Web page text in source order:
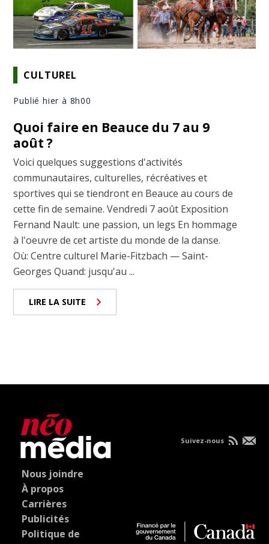
CULTUREL
Publié hier à 8h00
Quoi faire en Beauce du 7 au 9
août ?
Voici quelques suggestions d'activités
communautaires, culturelles, récréatives et
sportives qui se tiendront en Beauce au cours de
cette fin de semaine. Vendredi 7 août Exposition
Fernand Nault: une passion, un legs En hommage
à l'oeuvre de cet artiste du monde de la danse.
Où: Centre culturel Marie-Fitzbach — Saint-
Georges Quand: jusqu'au ...
LIRE LA SUITE
Nous joindre
À propos
Carrières
Publicités
Politique de
Suivez-nous